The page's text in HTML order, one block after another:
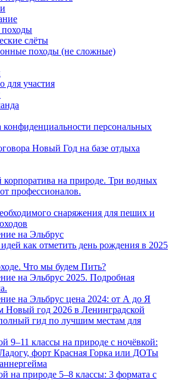
слёты
походы (не сложные)
для участия
персональных
Новый Год на базе отдыха
на природе. Три водных
профессионалов.
снаряжения для пеших и
на Эльбрус
как отметить день рождения в 2025
Что мы будем Пить?
на Эльбрус 2025. Подробная
на Эльбрус цена 2024: от А до Я
Новый год 2026 в Ленинградской
гид по лучшим местам для
9–11 классы на природе с ночёвкой:
форт Красная Горка или ДОТы
на природе 5–8 классы: 3 формата с